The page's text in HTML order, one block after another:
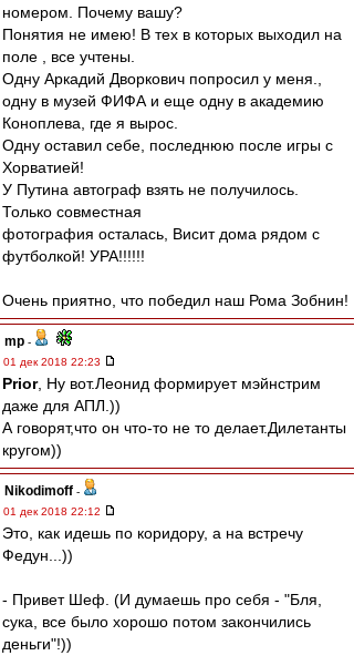
номером. Почему вашу?
Понятия не имею! В тех в которых выходил на
поле , все учтены.
Одну Аркадий Дворкович попросил у меня.,
одну в музей ФИФА и еще одну в академию
Коноплева, где я вырос.
Одну оставил себе, последнюю после игры с
Хорватией!
У Путина автограф взять не получилось.
Только совместная
фотография осталась, Висит дома рядом с
футболкой! УРА!!!!!!
Очень приятно, что победил наш Рома Зобнин!
mp -
01 дек 2018 22:23
Prior, Ну вот.Леонид формирует мэйнстрим
даже для АПЛ.))
А говорят,что он что-то не то делает.Дилетанты
кругом))
Nikodimoff -
01 дек 2018 22:12
Это, как идешь по коридору, а на встречу
Федун...))
- Привет Шеф. (И думаешь про себя - "Бля,
сука, все было хорошо потом закончились
деньги"!))